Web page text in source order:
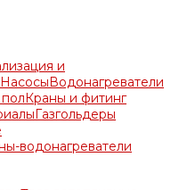
и
НасосыВодонагреватели
Краны и фитинг
Газгольдеры
водонагреватели